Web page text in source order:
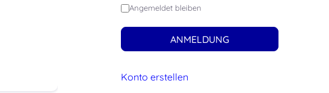
Angemeldet bleiben
ANMELDUNG
Konto erstellen